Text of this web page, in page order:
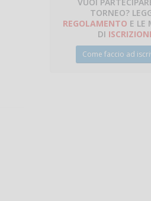
TORNEO?
REGOLAMENTO E LE
DI
Come faccio ad